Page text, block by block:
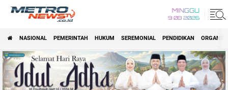
MINGGU
9 08 2026
NASIONAL PEMERINTAH HUKUM SEREMONIAL PENDIDIKAN